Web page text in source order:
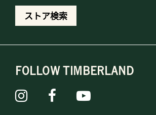
ストア検索
FOLLOW TIMBERLAND